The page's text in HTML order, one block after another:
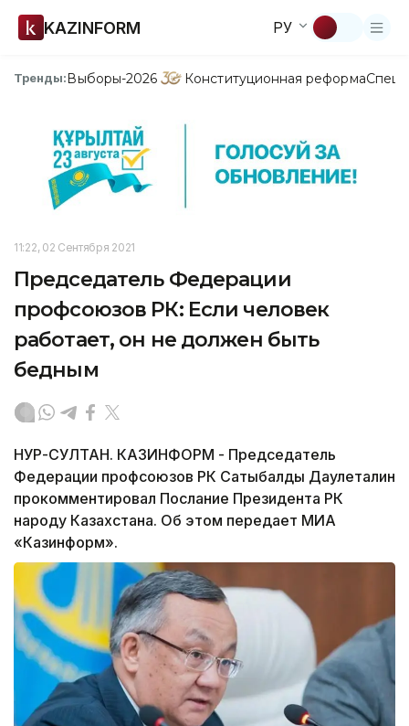
KAZINFORM РУ
Тренды:Выборы-2026 Конституционная реформа
11:22, 02 Сентября 2021
Председатель Федерации
профсоюзов РК: Если человек
работает, он не должен быть
бедным
НУР-СУЛТАН. КАЗИНФОРМ - Председатель
Федерации профсоюзов РК Сатыбалды Даулеталин
прокомментировал Послание Президента РК
народу Казахстана. Об этом передает МИА
«Казинформ».